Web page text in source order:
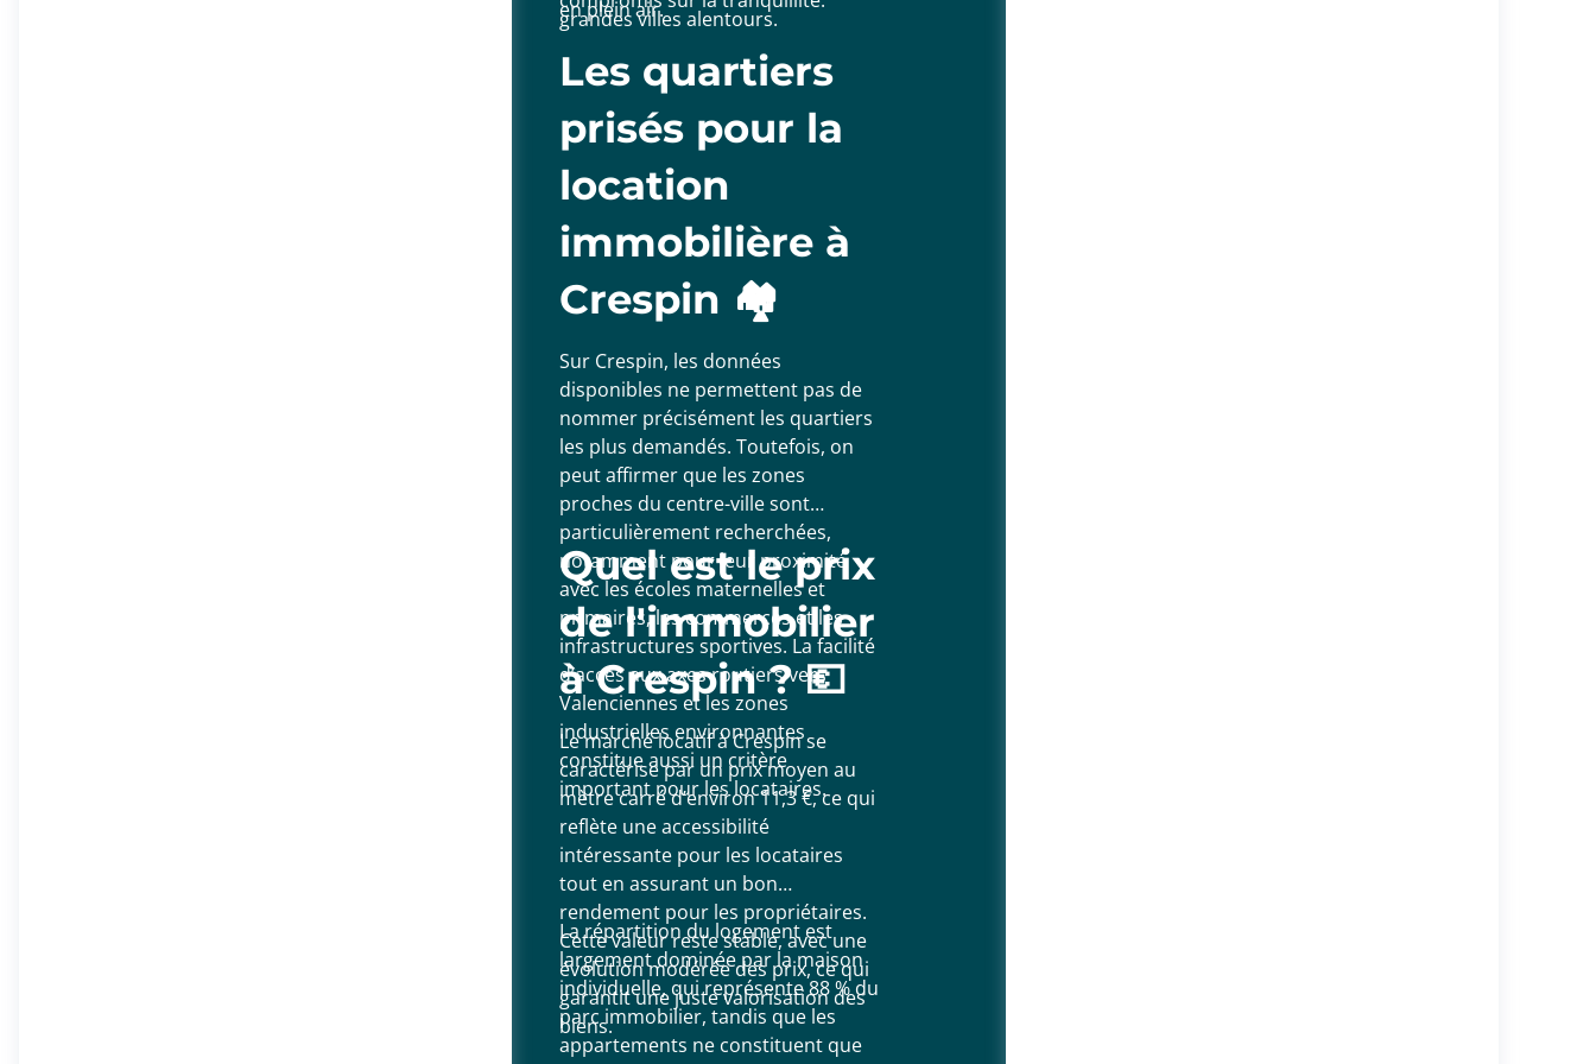
grandes villes alentours.
en plein air.
Les quartiers
prisés pour la
location
immobilière à
Crespin 🏘️
Sur Crespin, les données
disponibles ne permettent pas de
nommer précisément les quartiers
les plus demandés. Toutefois, on
peut affirmer que les zones
proches du centre-ville sont
particulièrement recherchées,
notamment pour leur proximité
avec les écoles maternelles et
primaires, les commerces et les
infrastructures sportives. La facilité
d’accès aux axes routiers vers
Valenciennes et les zones
industrielles environnantes
constitue aussi un critère
important pour les locataires.
Quel est le prix
de l'immobilier
à Crespin ? 💶
Le marché locatif à Crespin se
caractérise par un prix moyen au
mètre carré d’environ 11,3 €, ce qui
reflète une accessibilité
intéressante pour les locataires
tout en assurant un bon
rendement pour les propriétaires.
Cette valeur reste stable, avec une
évolution modérée des prix, ce qui
garantit une juste valorisation des
biens.
La répartition du logement est
largement dominée par la maison
individuelle, qui représente 88 % du
parc immobilier, tandis que les
appartements ne constituent que